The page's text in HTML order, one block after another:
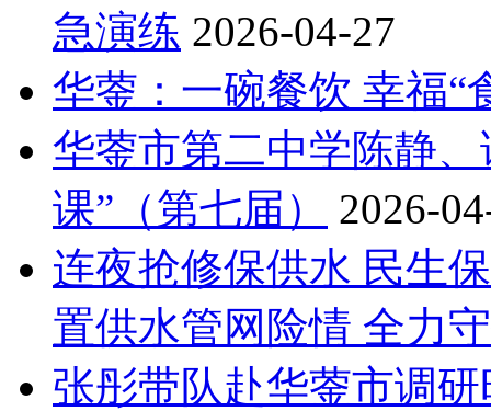
急演练 2026-04-27
华蓥：一碗餐饮 幸福“
华蓥市第二中学陈静
课”（第七届）
2026-
连夜抢修保供水 民生
置供水管网险情 全力
张彤带队赴华蓥市调